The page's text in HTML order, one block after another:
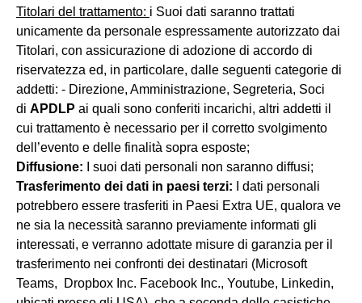
Titolari del trattamento: i Suoi dati saranno trattati
unicamente da personale espressamente autorizzato dai
Titolari, con assicurazione di adozione di accordo di
riservatezza ed, in particolare, dalle seguenti categorie di
addetti: - Direzione, Amministrazione, Segreteria, Soci
di APDLP ai quali sono conferiti incarichi, altri addetti il
cui trattamento è necessario per il corretto svolgimento
dell’evento e delle finalità sopra esposte;
Diffusione: I suoi dati personali non saranno diffusi;
Trasferimento dei dati in paesi terzi: I dati personali
potrebbero essere trasferiti in Paesi Extra UE, qualora ve
ne sia la necessità saranno previamente informati gli
interessati, e verranno adottate misure di garanzia per il
trasferimento nei confronti dei destinatari (Microsoft
Teams, Dropbox Inc. Facebook Inc., Youtube, Linkedin,